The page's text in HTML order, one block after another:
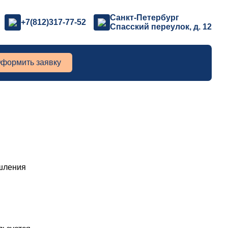
Санкт-Петербург
Спасский переулок, д. 12
+7(812)317-77-52
заявку